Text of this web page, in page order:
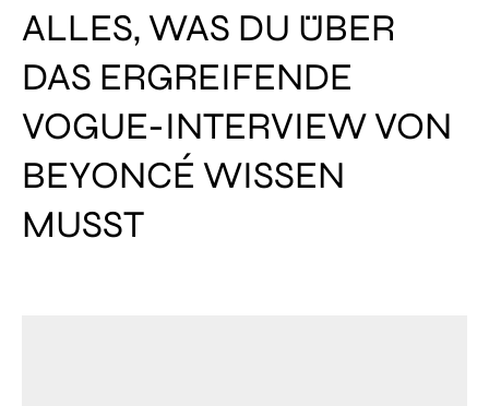
ALLES, WAS DU ÜBER
DAS ERGREIFENDE
VOGUE-INTERVIEW VON
BEYONCÉ WISSEN
MUSST